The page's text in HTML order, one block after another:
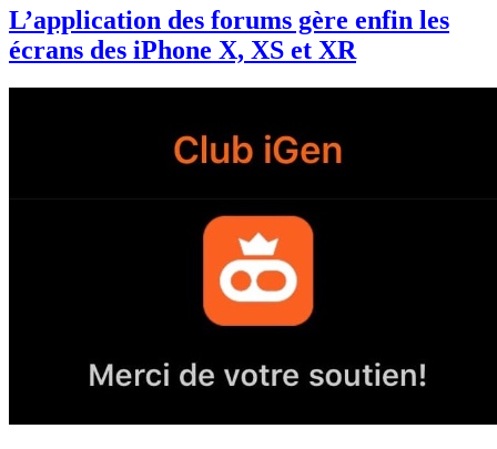
L’application des forums gère enfin les
écrans des iPhone X, XS et XR